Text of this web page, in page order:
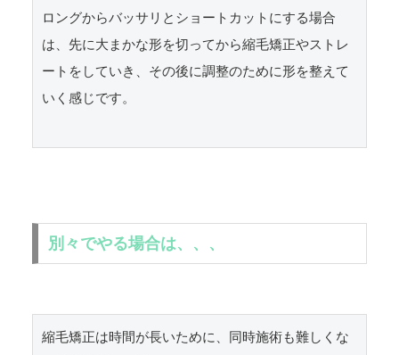
ロングからバッサリとショートカットにする場合
は、先に大まかな形を切ってから縮毛矯正やストレ
ートをしていき、その後に調整のために形を整えて
いく感じです。
別々でやる場合は、、、
縮毛矯正は時間が長いために、同時施術も難しくな